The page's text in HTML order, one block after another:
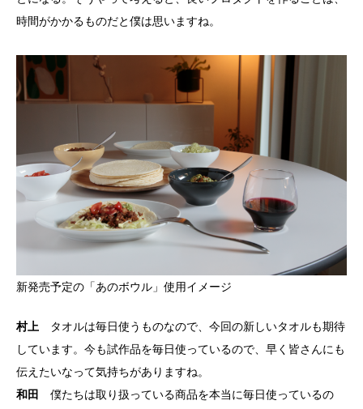
時間がかかるものだと僕は思いますね。
新発売予定の「あのボウル」使用イメージ
村上 タオルは毎日使うものなので、今回の新しいタオルも期待
しています。今も試作品を毎日使っているので、早く皆さんにも
伝えたいなって気持ちがありますね。
和田
僕たちは取り扱っている商品を本当に毎日使っているの